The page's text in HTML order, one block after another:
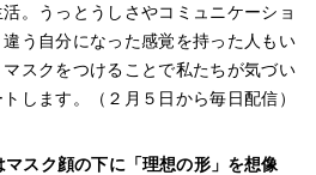
。うっとうしさやコミュニケーショ
う自分になった感覚を持った人もい
スクをつけることで私たちが気づい
します。（２月５日から毎日配信）
マスク顔の下に「理想の形」を想像